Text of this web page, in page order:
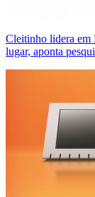
Cleitinho lidera em
lugar, aponta